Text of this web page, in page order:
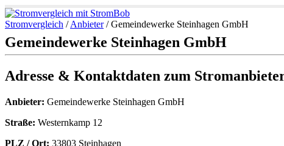
Stromvergleich /Anbieter/Gemeindewerke Steinhagen GmbH
Gemeindewerke Steinhagen GmbH
Adresse & Kontaktdaten zum
Anbieter: Gemeindewerke Steinhagen GmbH
Straße: Westernkamp 12
PLZ / Ort: 33803 Steinhagen